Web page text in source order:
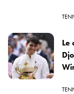
Le